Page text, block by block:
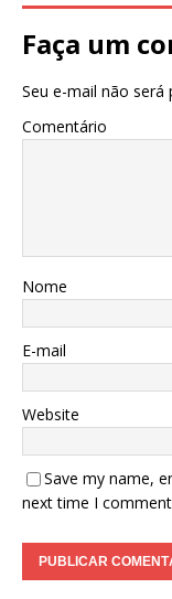
Faça um
Seu e-mail não será
Comentário
Nome
E-mail
Website
Save my name,
next time I